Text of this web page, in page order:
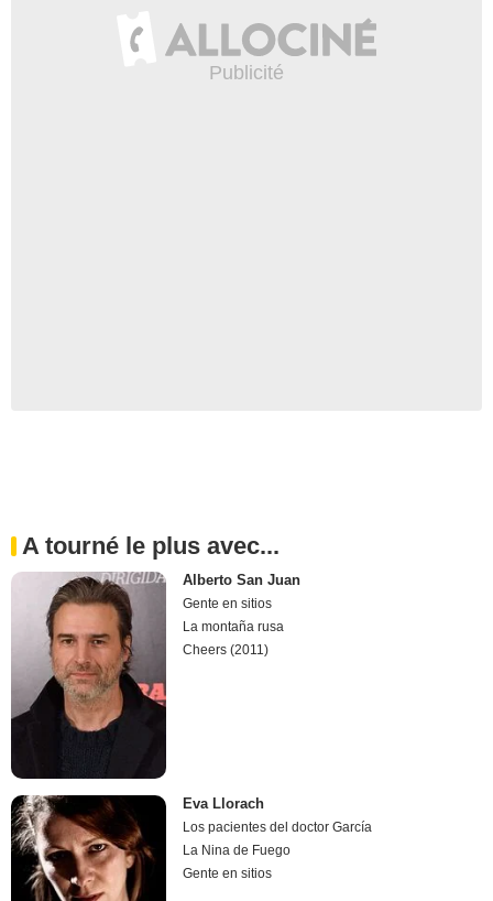
A tourné le plus avec...
Alberto San Juan
Gente en sitios
La montaña rusa
Cheers (2011)
Eva Llorach
Los pacientes del doctor García
La Nina de Fuego
Gente en sitios